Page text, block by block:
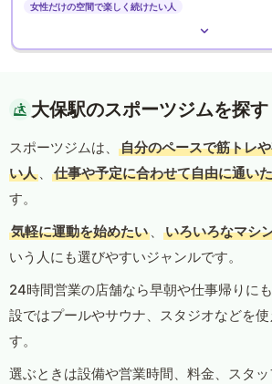
女性だけの空間で楽しく続けたい人
大保駅のスポーツジムを探す
スポーツジムは、
自分のペースで筋トレ
い人 、 仕事や予定に合わせて自由に通い
す。
気軽に運動を始めたい 、 いろいろなマシ
いう人にも選びやすいジャンルです。
24時間営業の店舗なら早朝や仕事帰りに
設ではプールやサウナ、スタジオなどを
す。
選ぶときは設備や営業時間、料金、スタ